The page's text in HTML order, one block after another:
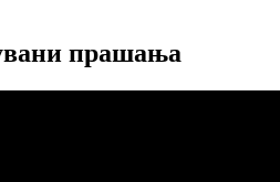
прашања